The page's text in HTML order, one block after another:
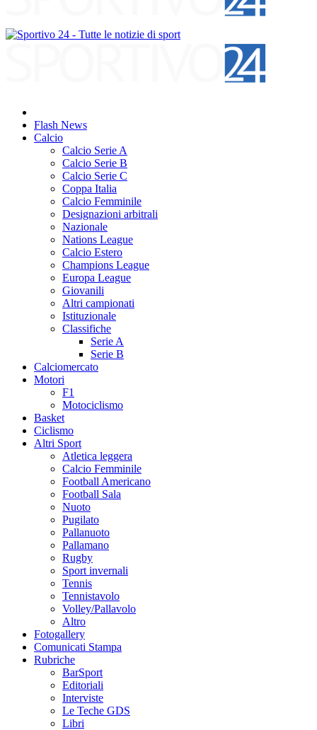
Flash News
Calcio
Calcio Serie A
Calcio Serie B
Calcio Serie C
Coppa Italia
Calcio Femminile
Designazioni arbitrali
Nazionale
Nations League
Calcio Estero
Champions League
Europa League
Giovanili
Altri campionati
Istituzionale
Classifiche
Serie A
Serie B
Calciomercato
Motori
F1
Motociclismo
Basket
Ciclismo
Altri Sport
Atletica leggera
Calcio Femminile
Football Americano
Football Sala
Nuoto
Pugilato
Pallanuoto
Pallamano
Rugby
Sport invernali
Tennis
Tennistavolo
Volley/Pallavolo
Altro
Fotogallery
Comunicati Stampa
Rubriche
BarSport
Editoriali
Interviste
Le Teche GDS
Libri